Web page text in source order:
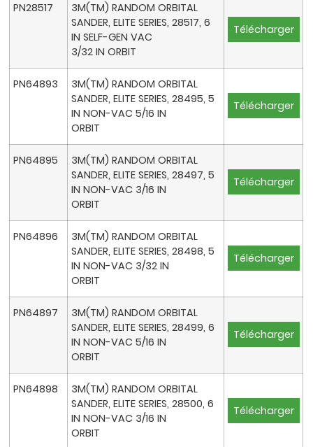
PN28517
3M(TM) RANDOM ORBITAL
SANDER, ELITE SERIES, 28517, 6
IN SELF-GEN VAC
3/32 IN ORBIT
Télécharger
PN64893
3M(TM) RANDOM ORBITAL
SANDER, ELITE SERIES, 28495, 5
IN NON-VAC 5/16 IN
ORBIT
Télécharger
PN64895
3M(TM) RANDOM ORBITAL
SANDER, ELITE SERIES, 28497, 5
IN NON-VAC 3/16 IN
ORBIT
Télécharger
PN64896
3M(TM) RANDOM ORBITAL
SANDER, ELITE SERIES, 28498, 5
IN NON-VAC 3/32 IN
ORBIT
Télécharger
PN64897
3M(TM) RANDOM ORBITAL
SANDER, ELITE SERIES, 28499, 6
IN NON-VAC 5/16 IN
ORBIT
Télécharger
PN64898
3M(TM) RANDOM ORBITAL
SANDER, ELITE SERIES, 28500, 6
IN NON-VAC 3/16 IN
ORBIT
Télécharger